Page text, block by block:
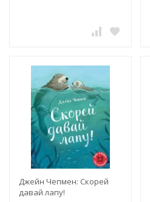
Джейн Чепмен: Скорей
давай лапу!